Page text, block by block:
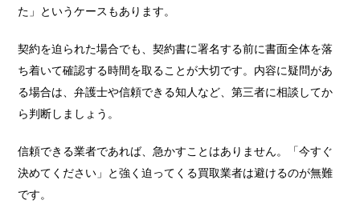
た」というケースもあります。
契約を迫られた場合でも、契約書に署名する前に書面全体を落
ち着いて確認する時間を取ることが大切です。内容に疑問があ
る場合は、弁護士や信頼できる知人など、第三者に相談してか
ら判断しましょう。
信頼できる業者であれば、急かすことはありません。「今すぐ
決めてください」と強く迫ってくる買取業者は避けるのが無難
です。